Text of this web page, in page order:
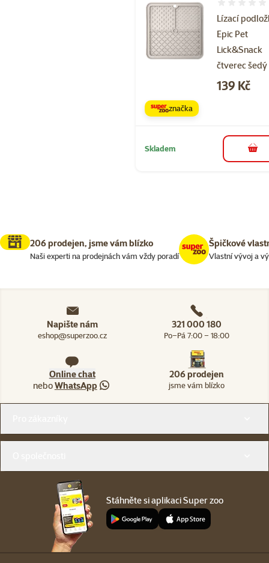
Lízací
Epic Pet
Lick&Snack
čtverec šedý
Cena
139 Kč
značka
Skladem do
206 prodejen, jsme vám blízko
Naši experti na prodejnách vám vždy poradí
Špičkové
Vlastní vývoj a
Napište nám
eshop@superzoo.cz
321 000 180
Po–Pá 7:00 – 18:00
Online chat
neboWhatsApp
206 prodejen
jsme vám blízko
Stáhněte si aplikaci Super zoo